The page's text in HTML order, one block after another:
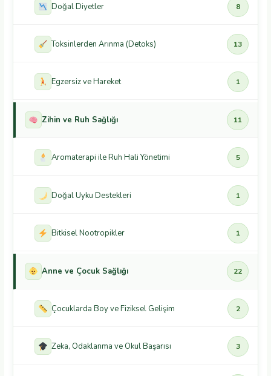
Doğal Diyetler 8
Toksinlerden Arınma (Detoks) 13
Egzersiz ve Hareket 1
Zihin ve Ruh Sağlığı 11
Aromaterapi ile Ruh Hali Yönetimi 5
Doğal Uyku Destekleri 1
Bitkisel Nootropikler 1
Anne ve Çocuk Sağlığı 22
Çocuklarda Boy ve Fiziksel Gelişim 2
Zeka, Odaklanma ve Okul Başarısı 3